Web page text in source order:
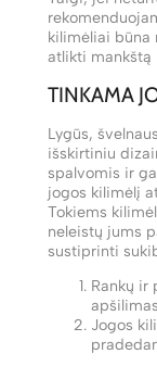
kilimėliai
atlikti mankštą
TINKAMA
Lygūs,
išskirtiniu
spalvomis ir
jogos kilimėlį
Tokiems
neleistų jums
sustiprinti
Rankų ir
Jogos